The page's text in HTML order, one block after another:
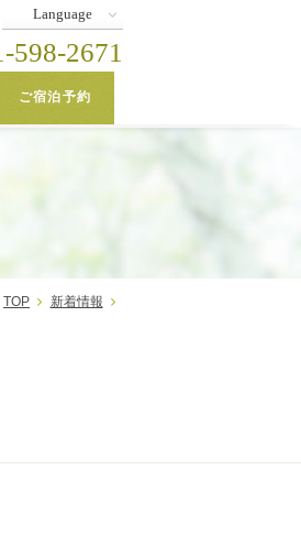
Language
598-2671
ご宿泊予約
TOP 新着情報